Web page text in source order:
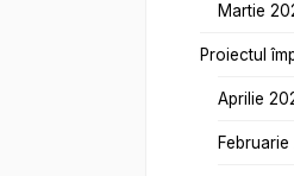
Martie
Proiectul
Aprilie